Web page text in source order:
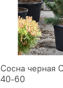
Сосна черная
40-60